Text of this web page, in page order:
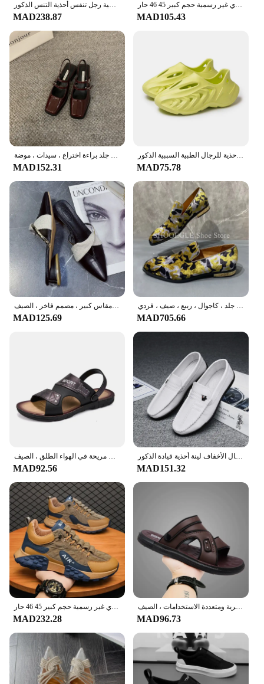
حجم كبير 46 أحذية رجالي في الهواء الطلق حذاء كاجوال الرجال النساء الصيف الرجال ماركة أحذية أحذية رياضية رجل تنفس أحذية التنس الذكور
MAD238.87
حذاء رجالي منصة الذكور أحذية رياضية 2024 جديد أحذية مفلكنة للرجال احذية الجري غير رسمية حجم كبير 45 46 حار Sapatos Masculinos
MAD105.43
صنادل كعب بتصميم صيفي للنساء ، أحذية برباط ضيق ، فستان ، ملابس خارجية ، جلد براءة اختراع ، سيدات ، موضة ،
MAD152.31
الرجال قباقيب الصنادل مع ثقب كهف الانزلاق على مصمم في الهواء الطلق شاطئ النعال رغوة تشغيل الصيف أحذية للرجال الطبية السببية الذكور
MAD75.78
صندل نسائي بإصبع مدبب ، كعب عالي ، نعال أنيقة ، خيارات مقاس كبير ، مصمم فاخر ، الصيف ،
MAD125.69
حذاء رجالي بدون كعب من جلد الغزال بطباعة فهد ، أحذية مكتب ترفيهية ، فستان عمل ، أحذية زفاف ، جلد ، كاجوال ، ربيع ، صيف ، فردي
MAD705.66
شبشب شاطئ بني روماني كلاسيكي للرجال ، صنادل كاجوال ، أحذية مشي مريحة في الهواء الطلق ، الصيف
MAD92.56
موضة جلد الرجال حذاء كاجوال الانزلاق على المتسكعون الرسمي الإيطالي العلامة التجارية الفاخرة مريحة الرجال الأخفاف لينة أحذية قيادة الذكور
MAD151.32
حذاء رجالي منصة الذكور أحذية رياضية 2024/ جديد أحذية مفلكنة للرجال احذية الجري غير رسمية حجم كبير 45 46 حار Sapatos Masculinos
MAD232.28
صنادل مريحة تسمح بمرور الهواء للرجال ، صنادل ناعمة كاجوال ، أحذية شاطئ عصرية ومتعددة الاستخدامات ، الصيف
MAD96.73